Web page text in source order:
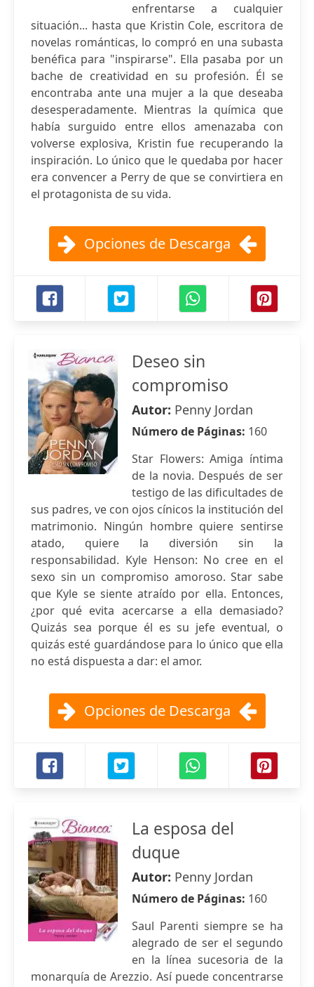
enfrentarse a cualquier
situación... hasta que Kristin Cole, escritora de
novelas románticas, lo compró en una subasta
benéfica para "inspirarse". Ella pasaba por un
bache de creatividad en su profesión. Él se
encontraba ante una mujer a la que deseaba
desesperadamente. Mientras la química que
había surguido entre ellos amenazaba con
volverse explosiva, Kristin fue recuperando la
inspiración. Lo único que le quedaba por hacer
era convencer a Perry de que se convirtiera en
el protagonista de su vida.
Opciones de Descarga
Deseo sin
compromiso
Autor: Penny Jordan
Número de Páginas: 160
Star Flowers: Amiga íntima
de la novia. Después de ser
testigo de las dificultades de
sus padres, ve con ojos cínicos la institución del
matrimonio. Ningún hombre quiere sentirse
atado, quiere la diversión sin la
responsabilidad. Kyle Henson: No cree en el
sexo sin un compromiso amoroso. Star sabe
que Kyle se siente atraído por ella. Entonces,
¿por qué evita acercarse a ella demasiado?
Quizás sea porque él es su jefe eventual, o
quizás esté guardándose para lo único que ella
no está dispuesta a dar: el amor.
Opciones de Descarga
La esposa del
duque
Autor: Penny Jordan
Número de Páginas: 160
Saul Parenti siempre se ha
alegrado de ser el segundo
en la línea sucesoria de la
monarquía de Arezzio. Así puede concentrarse